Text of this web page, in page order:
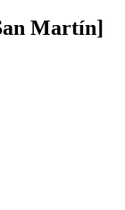
Martín]